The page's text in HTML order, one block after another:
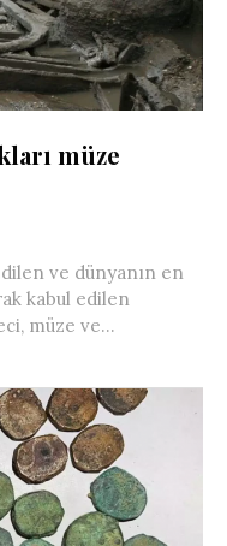
müze
ve dünyanın en
kabul edilen
müze ve...